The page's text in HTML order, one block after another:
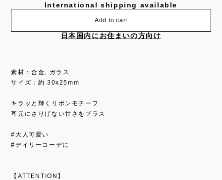
International shipping available
Add to cart
日本国内にお住まいの方向け
素材：合金, ガラス
サイズ：約 30x25mm
キラッと輝くリボンモチーフ
耳元にさりげない甘さをプラス
#大人可愛い
#デイリーコーデに
【ATTENTION】